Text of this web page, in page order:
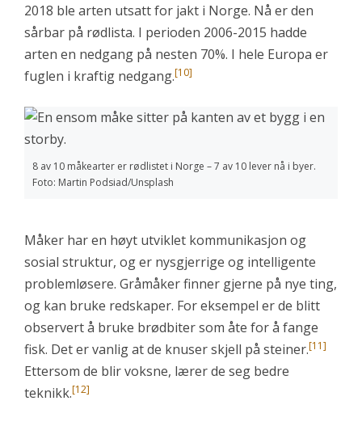
2018 ble arten utsatt for jakt i Norge. Nå er den
sårbar på rødlista. I perioden 2006-2015 hadde
arten en nedgang på nesten 70%. I hele Europa er
fuglen i kraftig nedgang.[10]
8 av 10 måkearter er rødlistet i Norge – 7 av 10 lever nå i byer.
Foto: Martin Podsiad/Unsplash
Måker har en høyt utviklet kommunikasjon og
sosial struktur, og er nysgjerrige og intelligente
problemløsere. Gråmåker finner gjerne på nye ting,
og kan bruke redskaper. For eksempel er de blitt
observert å bruke brødbiter som åte for å fange
fisk. Det er vanlig at de knuser skjell på steiner.[11]
Ettersom de blir voksne, lærer de seg bedre
teknikk.[12]